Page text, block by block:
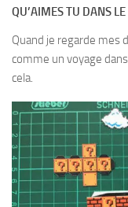
QU’AIMES TU DANS
Quand je regarde mes
comme un voyage
cela.